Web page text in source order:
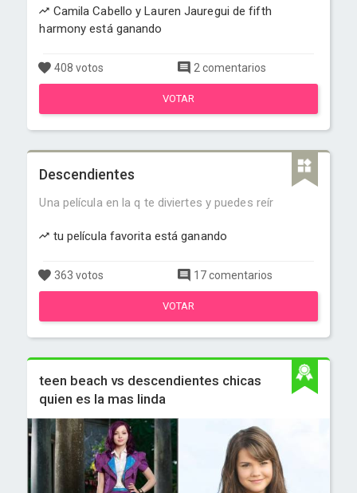
Camila Cabello y Lauren Jauregui de fifth
harmony está ganando
408 votos 2 comentarios
VOTAR
Descendientes
Una película en la q te diviertes y puedes reír
tu película favorita está ganando
363 votos 17 comentarios
VOTAR
teen beach vs descendientes chicas
quien es la mas linda